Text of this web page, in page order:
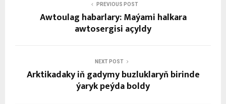
PREVIOUS POST
Awtoulag habarlary: Maýami halkara
awtosergisi açyldy
NEXT POST
Arktikadaky iň gadymy buzluklaryň birinde
ýaryk peýda boldy